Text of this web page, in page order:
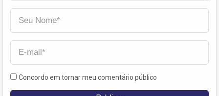
Concordo em tornar meu comentário público